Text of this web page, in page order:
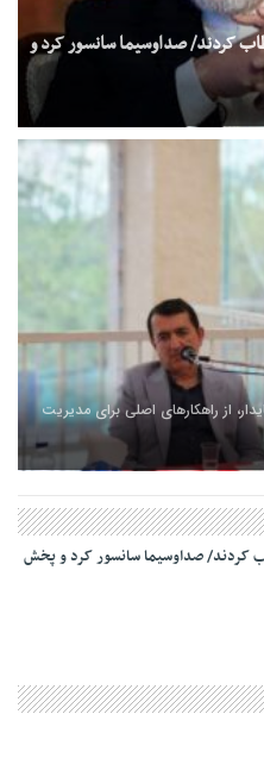
کردند/ صداوسیما سانسور کرد و
از راهکارهای اصلی برای مدیریت
کردند/ صداوسیما سانسور کرد و پخش